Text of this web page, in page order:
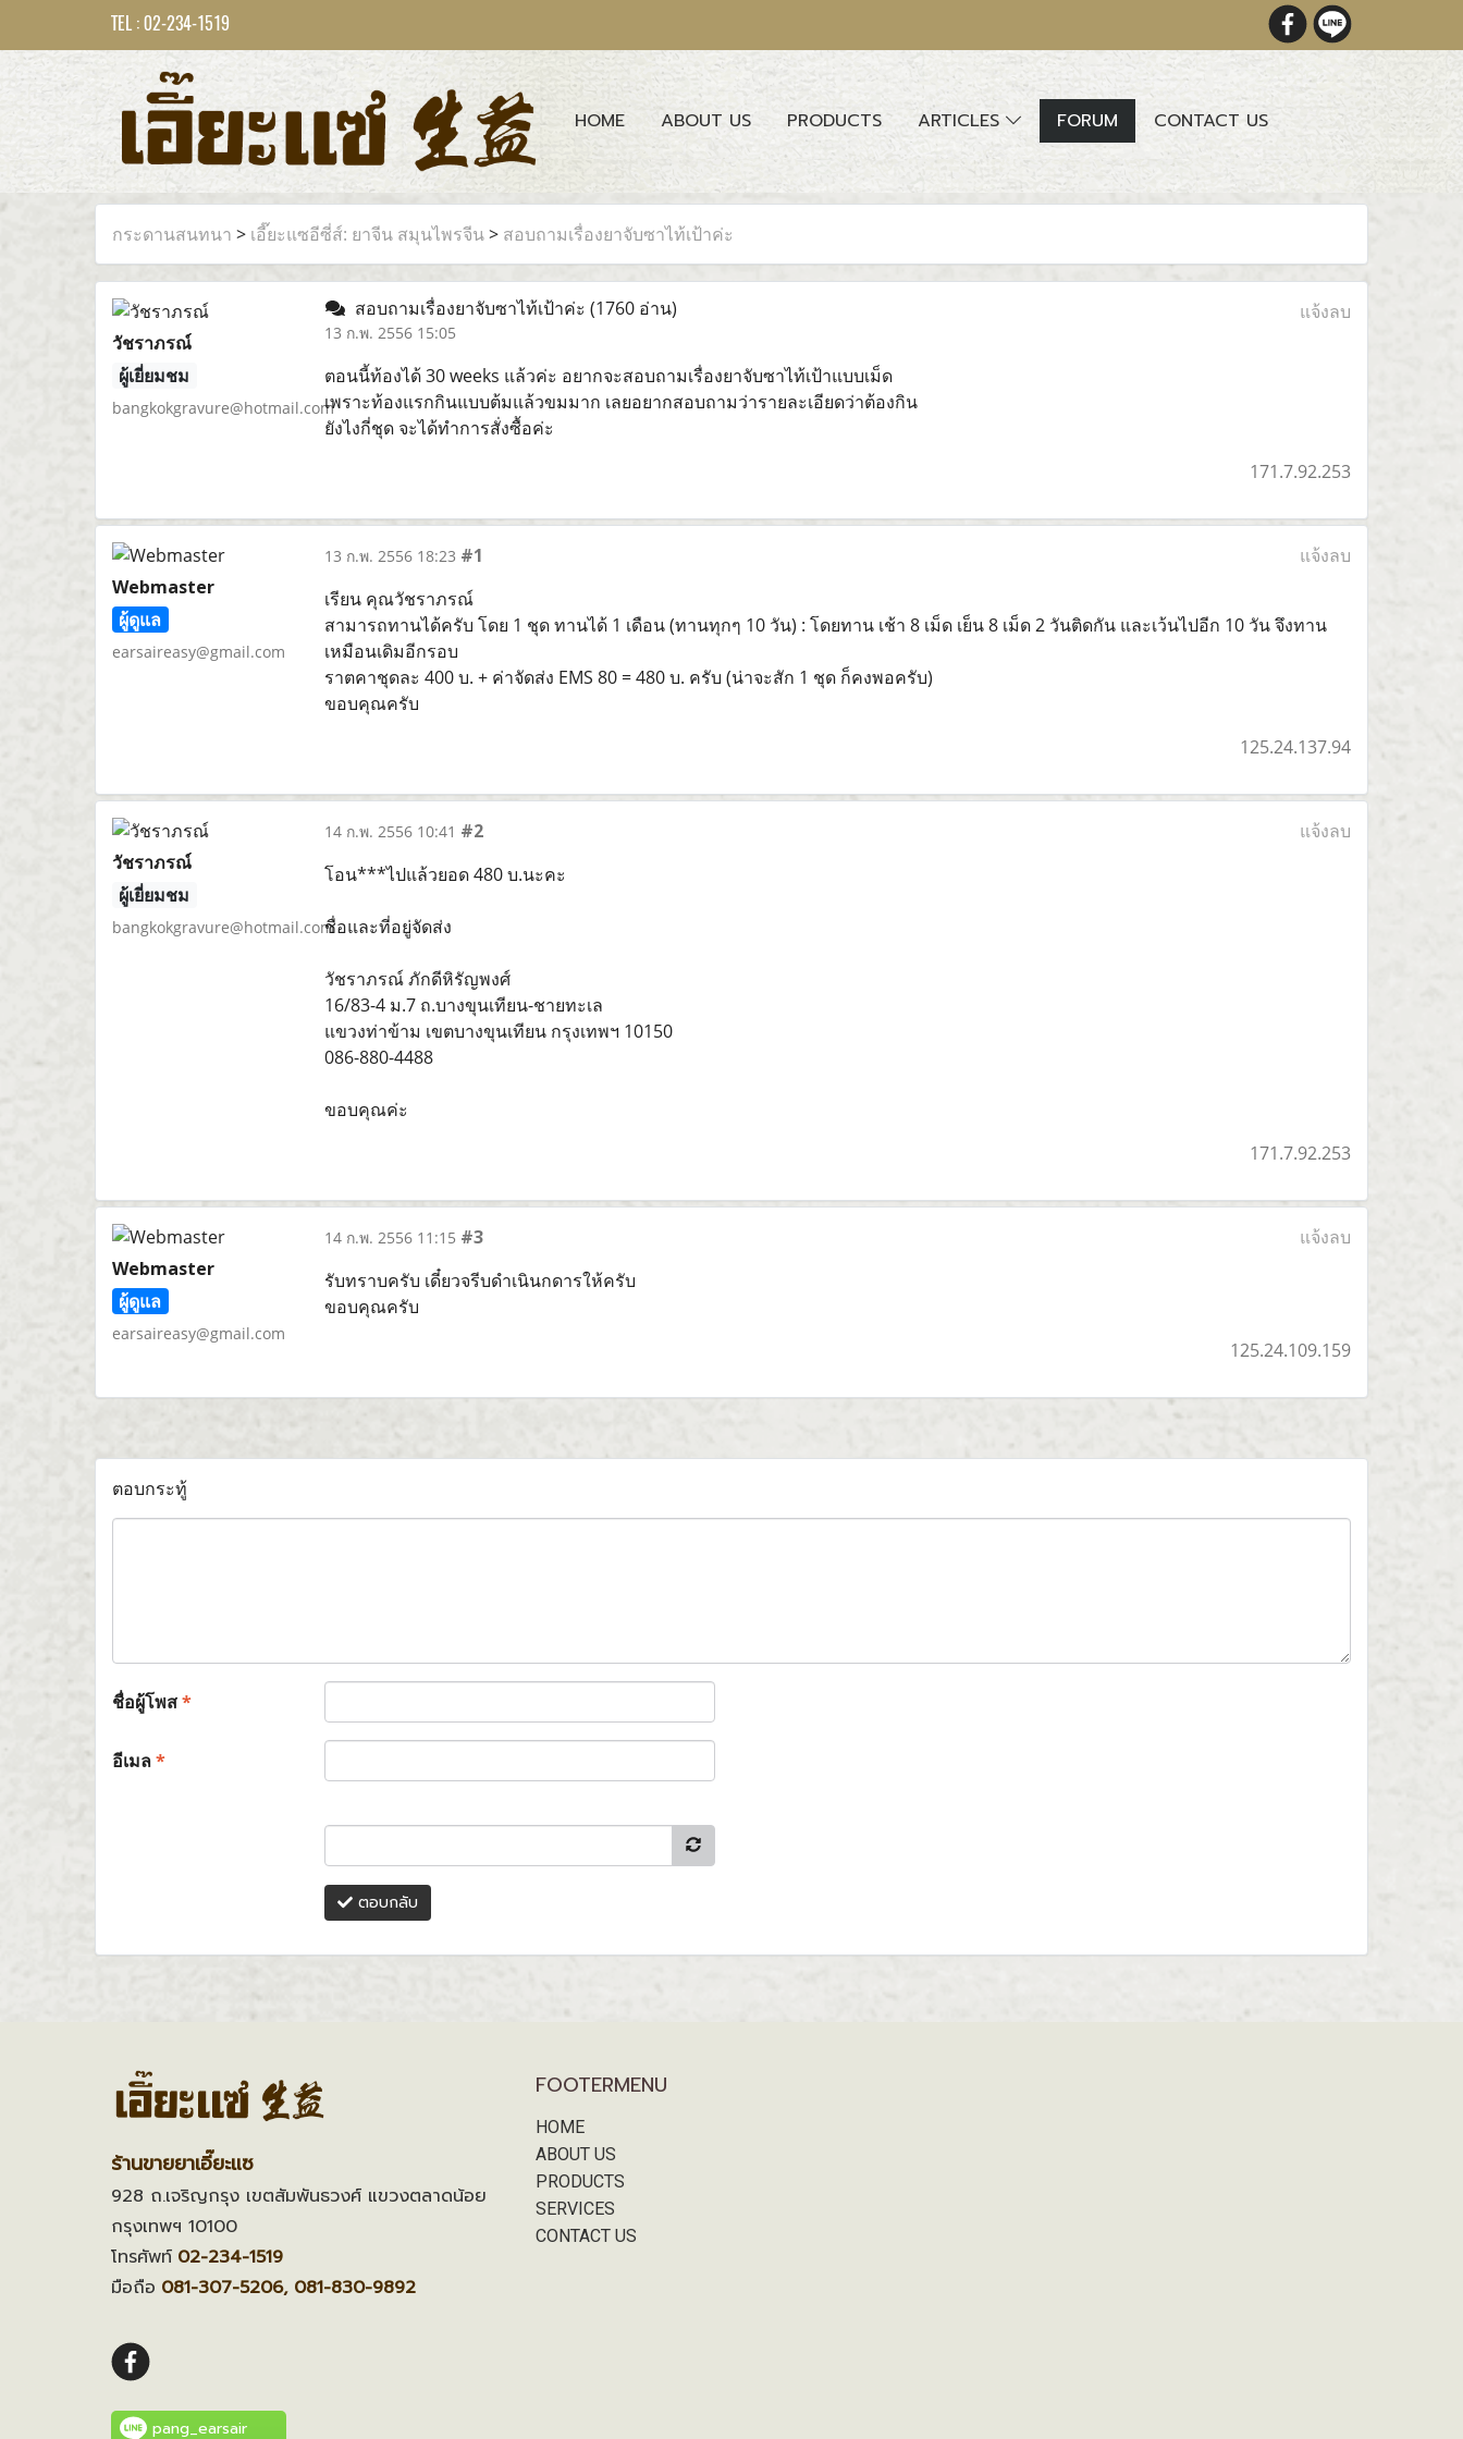
TEL : 02-234-1519
HOME ABOUT US PRODUCTS ARTICLES FORUM CONTACT US
กระดานสนทนา > เอี๊ยะแซอีซี่ส์: ยาจีน สมุนไพรจีน> สอบถามเรื่องยาจับซาไท้เป้าค่ะ
วัชราภรณ์
ผู้เยี่ยมชม
bangkokgravure@hotmail.com
สอบถามเรื่องยาจับซาไท้เป้าค่ะ (1760 อ่าน)
13 ก.พ. 2556 15:05
แจ้งลบ
ตอนนี้ท้องได้ 30 weeks แล้วค่ะ อยากจะสอบถามเรื่องยาจับซาไท้เป้าแบบเม็ด
เพราะท้องแรกกินแบบต้มแล้วขมมาก เลยอยากสอบถามว่ารายละเอียดว่าต้องกิน
ยังไงกี่ชุด จะได้ทำการสั่งซื้อค่ะ
171.7.92.253
Webmaster
ผู้ดูแล
earsaireasy@gmail.com
13 ก.พ. 2556 18:23 #1
แจ้งลบ
เรียน คุณวัชราภรณ์
สามารถทานได้ครับ โดย 1 ชุด ทานได้ 1 เดือน (ทานทุกๆ 10 วัน) : โดยทาน เช้า 8 เม็ด เย็น 8 เม็ด 2 วันติดกัน และเว้นไปอีก 10 วัน จึงทาน
เหมือนเดิมอีกรอบ
ราตคาชุดละ 400 บ. + ค่าจัดส่ง EMS 80 = 480 บ. ครับ (น่าจะสัก 1 ชุด ก็คงพอครับ)
ขอบคุณครับ
125.24.137.94
วัชราภรณ์
ผู้เยี่ยมชม
bangkokgravure@hotmail.com
14 ก.พ. 2556 10:41 #2
แจ้งลบ
โอน***ไปแล้วยอด 480 บ.นะคะ
ชื่อและที่อยู่จัดส่ง
วัชราภรณ์ ภักดีหิรัญพงศ์
16/83-4 ม.7 ถ.บางขุนเทียน-ชายทะเล
แขวงท่าข้าม เขตบางขุนเทียน กรุงเทพฯ 10150
086-880-4488
ขอบคุณค่ะ
171.7.92.253
Webmaster
ผู้ดูแล
earsaireasy@gmail.com
14 ก.พ. 2556 11:15 #3
แจ้งลบ
รับทราบครับ เดี๋ยวจรีบดำเนินกดารให้ครับ
ขอบคุณครับ
125.24.109.159
ตอบกระทู้
ชื่อผู้โพส*
อีเมล*
ตอบกลับ
ร้านขายยาเอี๊ยะแซ
928 ถ.เจริญกรุง เขตสัมพันธวงศ์ แขวงตลาดน้อย
กรุงเทพฯ 10100
โทรศัพท์ 02-234-1519
มือถือ 081-307-5206, 081-830-9892
pang_earsair
FOOTERMENU
HOME
ABOUT US
PRODUCTS
SERVICES
CONTACT US